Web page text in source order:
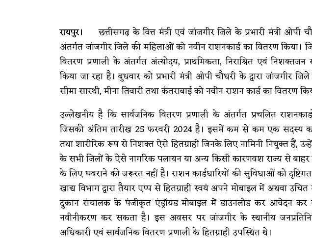
रायपुर।
छत्तीसगढ़ के वित्त मंत्री एवं जांजगीर जिले के प्रभारी मंत्री ओपी
अंतर्गत जांजगीर जिले की महिलाओं को नवीन राशनकार्ड का वितरण किया।
वितरण प्रणाली के अंतर्गत अंत्योदय, प्राथमिकता, निराश्रित एवं निशक्तजन
किया जा रहा है। बुधवार को प्रभारी मंत्री ओपी चौधरी के द्वारा जांजगीर
सीमा सारथी, मीना तिवारी तथा कंतराबाई को नवीन राशन कार्ड का वितरण
उल्लेखनीय है कि सार्वजनिक वितरण प्रणाली के अंतर्गत प्रचलित
जिसकी अंतिम तारीख 25 फरवरी 2024 है। इसमें कम से कम एक सदस्य
तथा शारीरिक रूप से निशक्त ऐसे हितग्राही जिनके लिए नामिनी नियुक्त हैं,
के सभी जिलों के ऐसे नागरिक पलायन या अन्य किसी कारणवश राज्य से बाहर
के लिए घबराने की जरूरत नहीं है। राशन कार्डधारियों की सुविधाओं को
खाद्य विभाग द्वारा तैयार एप्प से हितग्राही स्वयं अपने मोबाइल में अथवा
दुकान संचालक के पंजीकृत एंड्रॉयड मोबाइल में डाउनलोड कर आवेदन
नवीनीकरण कर सकता है। इस अवसर पर जांजगीर के स्थानीय
अधिकारी एवं सार्वजनिक वितरण प्रणाली के हितग्राही उपस्थित थे।